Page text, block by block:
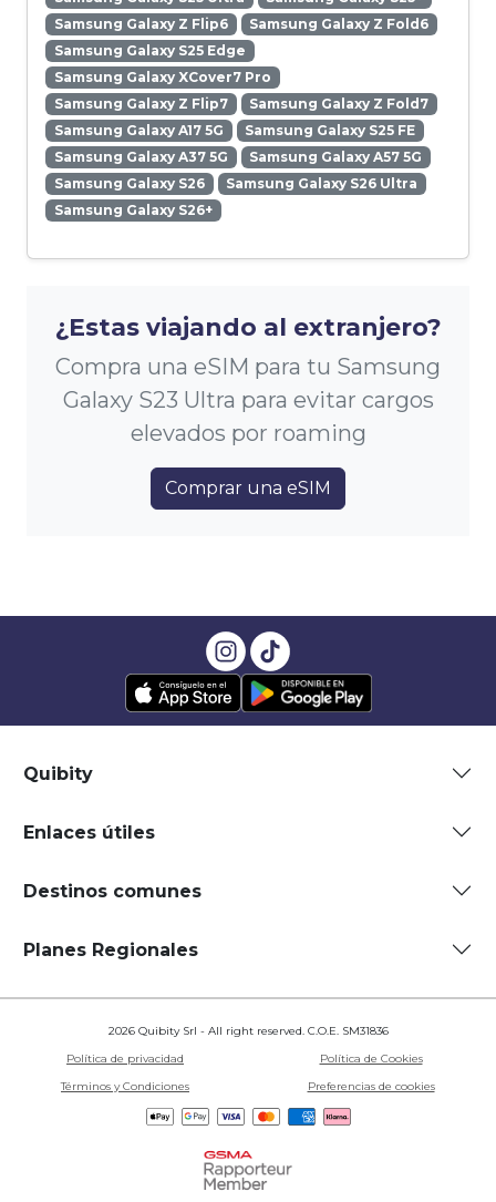
Samsung Galaxy Z Flip6
Samsung Galaxy Z Fold6
Samsung Galaxy S25 Edge
Samsung Galaxy XCover7 Pro
Samsung Galaxy Z Flip7
Samsung Galaxy Z Fold7
Samsung Galaxy A17 5G
Samsung Galaxy S25 FE
Samsung Galaxy A37 5G
Samsung Galaxy A57 5G
Samsung Galaxy S26
Samsung Galaxy S26 Ultra
Samsung Galaxy S26+
¿Estas viajando al extranjero?
Compra una eSIM para tu Samsung
Galaxy S23 Ultra para evitar cargos
elevados por roaming
Comprar una eSIM
Quibity
Enlaces útiles
Destinos comunes
Planes Regionales
2026 Quibity Srl - All right reserved. C.O.E. SM31836
Política de privacidad
Política de Cookies
Términos y Condiciones
Preferencias de cookies